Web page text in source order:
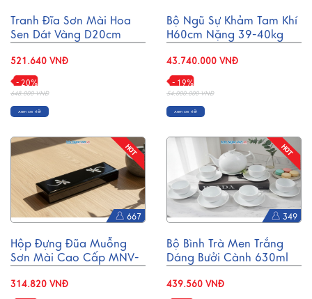
Tranh Đĩa Sơn Mài Hoa
Sen Dát Vàng D20cm
521.640 VNĐ
- 20%
648.000 VNĐ
Xem chi tiết
Bộ Ngũ Sự Khảm Tam Khí
H60cm Nặng 39-40kg
43.740.000 VNĐ
- 19%
54.000.000 VNĐ
Xem chi tiết
667
Hộp Đựng Đũa Muỗng
Sơn Mài Cao Cấp MNV-
314.820 VNĐ
349
Bộ Bình Trà Men Trắng
Dáng Bưởi Cành 630ml
439.560 VNĐ